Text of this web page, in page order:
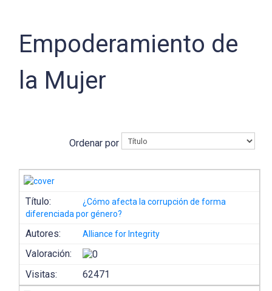
Empoderamiento de
la Mujer
Ordenar por
Título:
¿Cómo afecta la corrupción de forma
diferenciada por género?
Autores: Alliance for Integrity
Valoración:
Visitas:
62471